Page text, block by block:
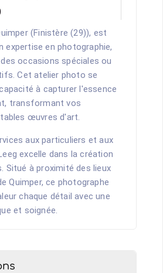
(Finistère (29)), est
expertise en photographie,
occasions spéciales ou
Cet atelier photo se
à capturer l'essence
transformant vos
œuvres d'art.
aux particuliers et aux
excelle dans la création
Situé à proximité des lieux
Quimper, ce photographe
chaque détail avec une
et soignée.